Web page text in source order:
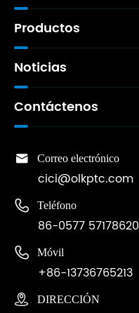
Productos
Noticias
Contáctenos
 Correo electrónico
cici@olkptc.com
 Teléfono
86-0577 57178620
 Móvil
+86-13736765213
 DIRECCIÓN